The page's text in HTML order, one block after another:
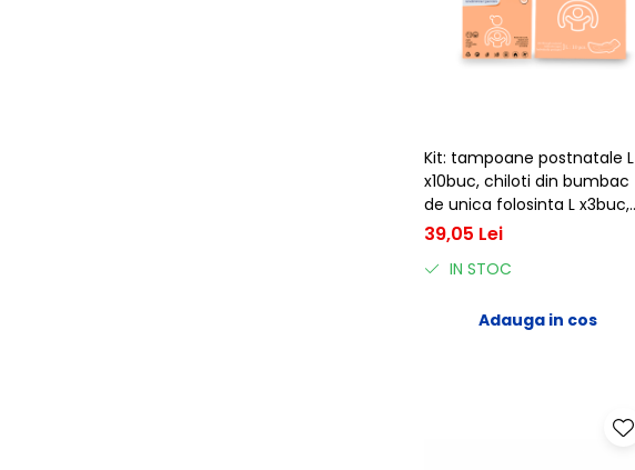
Kit: tampoane postnatale L
x10buc, chiloti din bumbac
de unica folosinta L x3buc,
Apfia Care
39,05 Lei
IN STOC
Adauga in cos